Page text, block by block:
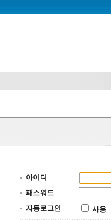
아이디
패스워드
자동로그인
사용